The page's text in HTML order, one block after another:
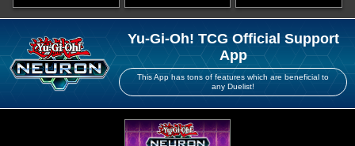
Yu-Gi-Oh! TCG Official Support
App
This App has tons of features which are beneficial to
any Duelist!